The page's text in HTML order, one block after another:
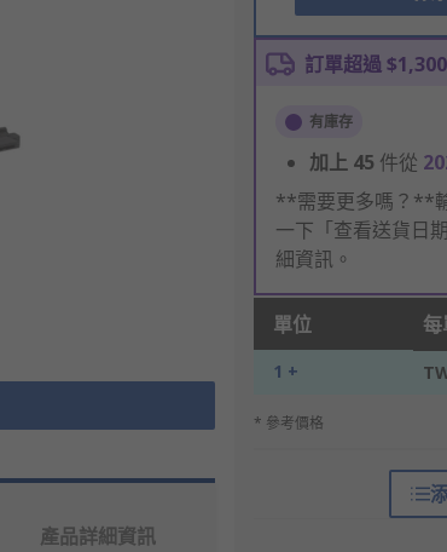
訂單超過
有庫存
加上 45 件從
**需要更多嗎？**
一下「查看送貨日
細資訊。
單位
1 +
* 參考價格
產品詳細資訊